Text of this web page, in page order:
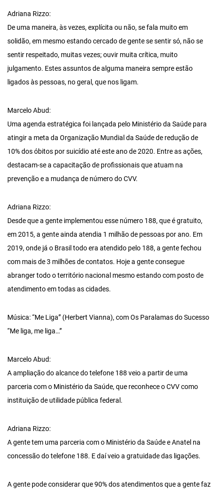
Adriana Rizzo:
De uma maneira, às vezes, explícita ou não, se fala muito em
solidão, em mesmo estando cercado de gente se sentir só, não se
sentir respeitado, muitas vezes; ouvir muita crítica, muito
julgamento. Estes assuntos de alguma maneira sempre estão
ligados às pessoas, no geral, que nos ligam.
Marcelo Abud:
Uma agenda estratégica foi lançada pelo Ministério da Saúde para
atingir a meta da Organização Mundial da Saúde de redução de
10% dos óbitos por suicídio até este ano de 2020. Entre as ações,
destacam-se a capacitação de profissionais que atuam na
prevenção e a mudança de número do CVV.
Adriana Rizzo:
Desde que a gente implementou esse número 188, que é gratuito,
em 2015, a gente ainda atendia 1 milhão de pessoas por ano. Em
2019, onde já o Brasil todo era atendido pelo 188, a gente fechou
com mais de 3 milhões de contatos. Hoje a gente consegue
abranger todo o território nacional mesmo estando com posto de
atendimento em todas as cidades.
Música: “Me Liga” (Herbert Vianna), com Os Paralamas do Sucesso
“Me liga, me liga…”
Marcelo Abud:
A ampliação do alcance do telefone 188 veio a partir de uma
parceria com o Ministério da Saúde, que reconhece o CVV como
instituição de utilidade pública federal.
Adriana Rizzo:
A gente tem uma parceria com o Ministério da Saúde e Anatel na
concessão do telefone 188. E daí veio a gratuidade das ligações.
A gente pode considerar que 90% dos atendimentos que a gente faz